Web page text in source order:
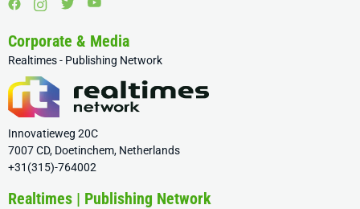
Corporate & Media
Realtimes - Publishing Network
Innovatieweg 20C
7007 CD, Doetinchem, Netherlands
+31(315)-764002
Realtimes | Publishing Network